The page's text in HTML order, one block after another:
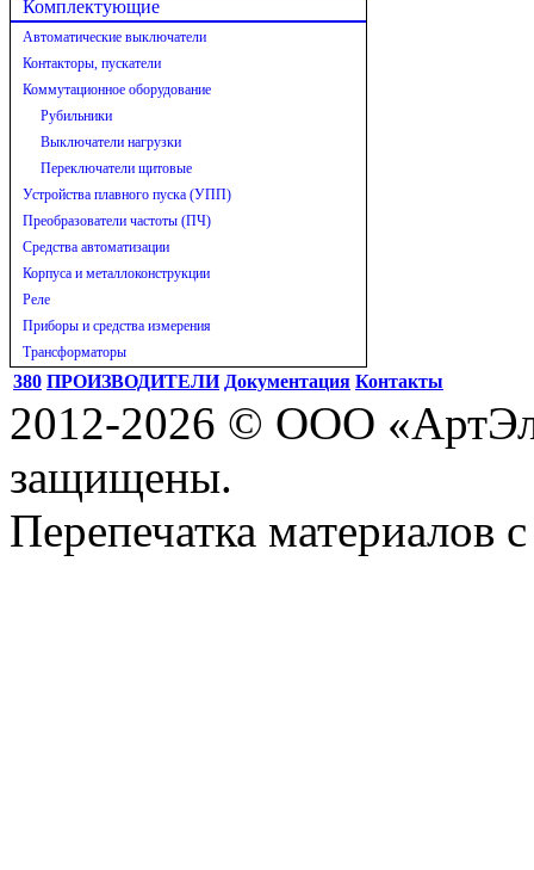
Комплектующие
Автоматические выключатели
Контакторы, пускатели
Коммутационное оборудование
Рубильники
Выключатели нагрузки
Переключатели щитовые
Устройства плавного пуска (УПП)
Преобразователи частоты (ПЧ)
Средства автоматизации
Корпуса и металлоконструкции
Реле
Приборы и средства измерения
Трансформаторы
380 ПРОИЗВОДИТЕЛИ Документация Контакты
2012-2026 © ООО
защищены.
Перепечатка материалов